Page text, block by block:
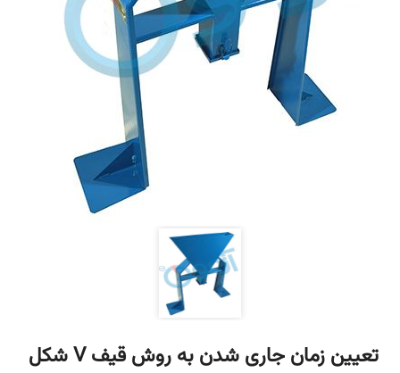
تعیین زمان جاری شدن به روش قیف V شکل